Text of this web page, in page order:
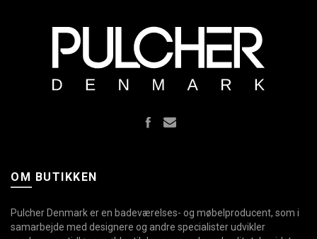
OM BUTIKKEN
Pulcher Denmark er en badeværelses- og møbelproducent, som i
samarbejde med designere og andre specialister udvikler